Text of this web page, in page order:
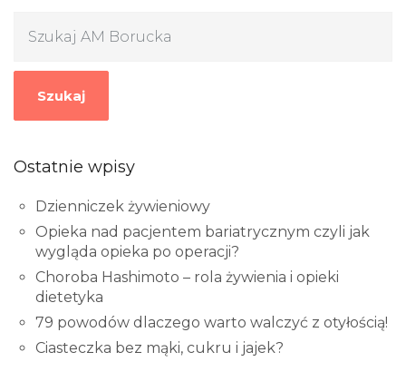
Szukaj
Ostatnie wpisy
Dzienniczek żywieniowy
Opieka nad pacjentem bariatrycznym czyli jak
wygląda opieka po operacji?
Choroba Hashimoto – rola żywienia i opieki
dietetyka
79 powodów dlaczego warto walczyć z otyłością!
Ciasteczka bez mąki, cukru i jajek?